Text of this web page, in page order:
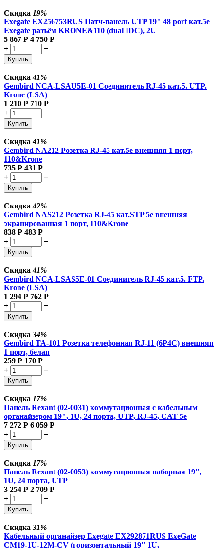
Скидка 19%
Exegate EX256753RUS Патч-панель UTP 19" 48 port кат.5e
Exegate разъём KRONE&110 (dual IDC), 2U
5 867 Р 4 750 Р
+
−
Купить
Скидка41%
Gembird NCA-LSAU5E-01 Соединитель RJ-45 кат.5. UTP.
Krone (LSA)
1 210 Р 710 Р
+
−
Купить
Скидка41%
Gembird NA212 Розетка RJ-45 кат.5e внешняя 1 порт,
110&Krone
735 Р 431 Р
+
−
Купить
Скидка42%
Gembird NAS212 Розетка RJ-45 кат.STP 5e внешняя
экранированная 1 порт, 110&Krone
838 Р 483 Р
+
−
Купить
Скидка41%
Gembird NCA-LSAS5E-01 Соединитель RJ-45 кат.5. FTP.
Krone (LSA)
1 294 Р 762 Р
+
−
Купить
Скидка 34%
Gembird TA-101 Розетка телефонная RJ-11 (6P4C) внешняя
1 порт, белая
259 Р 170 Р
+
−
Купить
Скидка 17%
Панель Rexant (02-0031) коммутационная с кабельным
органайзером 19", 1U, 24 порта, UTP, RJ-45, CAT 5e
7 272 Р 6 059 Р
+
−
Купить
Скидка 17%
Панель Rexant (02-0053) коммутационная наборная 19",
1U, 24 порта, UTP
3 254 Р 2 709 Р
+
−
Купить
Скидка 31%
Кабельный органайзер Exegate EX292871RUS ExeGate
CM19-1U-12M-CV (горизонтальный 19" 1U,